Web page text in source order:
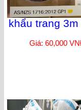
khẩu trang 3m
Giá: 60,000